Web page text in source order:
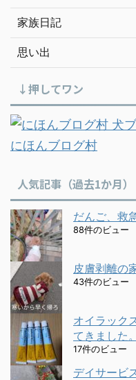
家族日記
思い出
↓押してワン
にほんブログ村
人気記事（過去1か月）
だんご、救
88件のビュー
皮膚剥離の
43件のビュー
オイラック
てきました。
17件のビュー
デイサービ